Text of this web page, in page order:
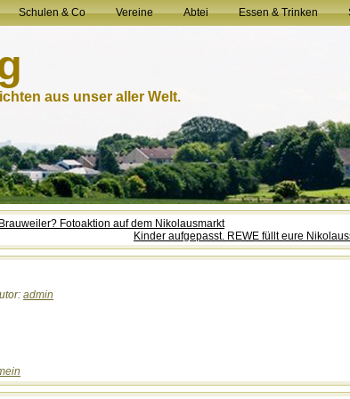
Schulen & Co Vereine Abtei Essen & Trinken
aus unser aller Welt.
Fotoaktion auf dem Nikolausmarkt
Kinder aufgepasst. REWE füllt eure
admin